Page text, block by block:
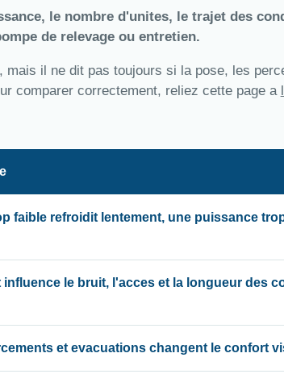
le nombre d'unites, le trajet des
de relevage ou entretien.
mais il ne dit pas toujours si la pose, les
comparer correctement, reliez cette page a
faible refroidit lentement, une puissance
influence le bruit, l'acces et la longueur des
et evacuations changent le confort